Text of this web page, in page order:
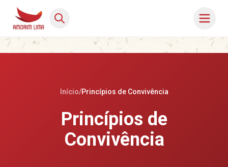
Início/Princípios de Convivência
Princípios de
Convivência